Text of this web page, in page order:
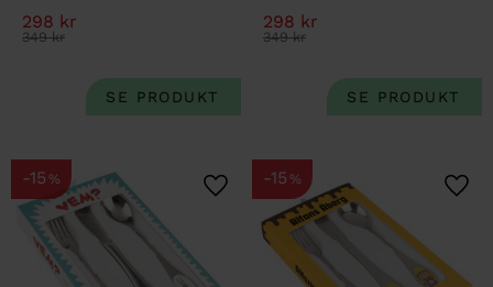
298 kr
349kr
298 kr
349kr
15 %
Lägg till i favoriter
15 %